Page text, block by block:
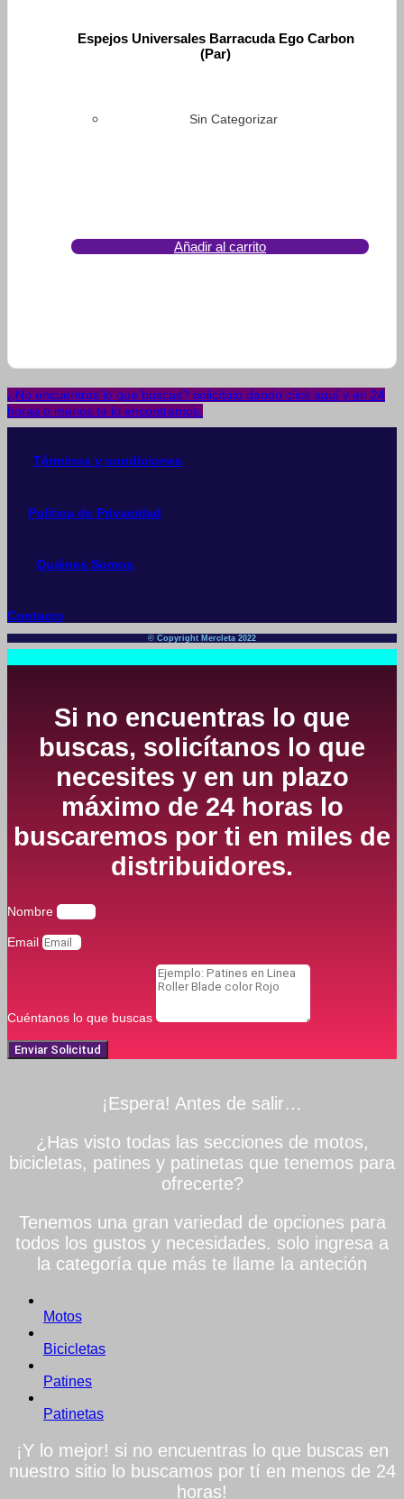
Espejos Universales Barracuda Ego Carbon
(Par)
Sin Categorizar
Añadir al carrito
¿No encuentras lo que buscas? solicítalo dando click aquí y en 24
horas o menos te lo encontramos.
Términos y condiciones
Política de Privacidad
Quiénes Somos
Contacto
© Copyright Mercleta 2022
Si no encuentras lo que
buscas, solicítanos lo que
necesites y en un plazo
máximo de 24 horas lo
buscaremos por ti en miles de
distribuidores.
Nombre
Email
Cuéntanos lo que buscas
Enviar Solicitud
¡Espera! Antes de salir…
¿Has visto todas las secciones de motos,
bicicletas, patines y patinetas que tenemos para
ofrecerte?
Tenemos una gran variedad de opciones para
todos los gustos y necesidades. solo ingresa a
la categoría que más te llame la anteción
Motos
Bicicletas
Patines
Patinetas
¡Y lo mejor! si no encuentras lo que buscas en
nuestro sitio lo buscamos por tí en menos de 24
horas!